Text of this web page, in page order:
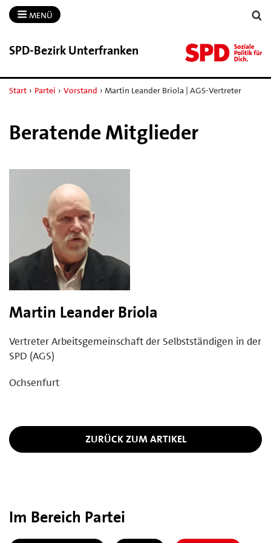
MENÜ
SPD-​Bezirk Unterfranken
Start › Partei › Vorstand › Martin Leander Briola | AGS-Vertreter
Beratende Mitglieder
Martin Leander Briola
Vertreter Arbeitsgemeinschaft der Selbstständigen in der
SPD (AGS)
Ochsenfurt
ZURÜCK ZUM ARTIKEL
Im Bereich Partei